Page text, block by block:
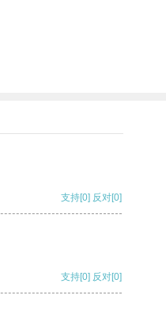
支持[0] 反对[0]
支持[0] 反对[0]